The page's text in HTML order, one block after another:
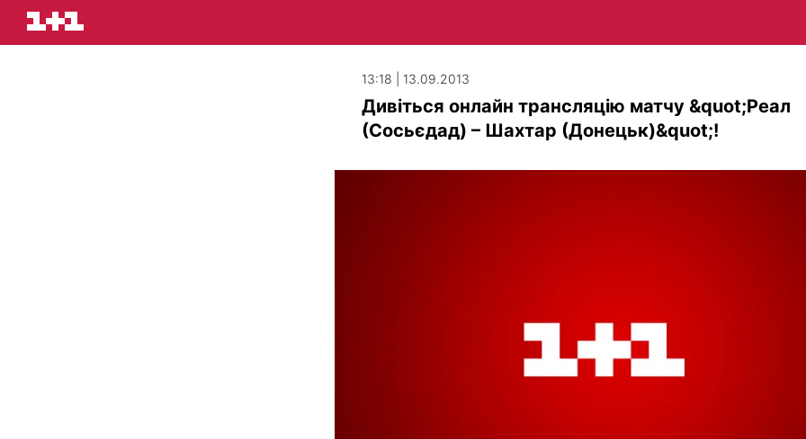
13:18 | 13.09.2013
Дивіться онлайн трансляцію матчу &quot;Реал
(Сосьєдад) – Шахтар (Донецьк)&quot;!